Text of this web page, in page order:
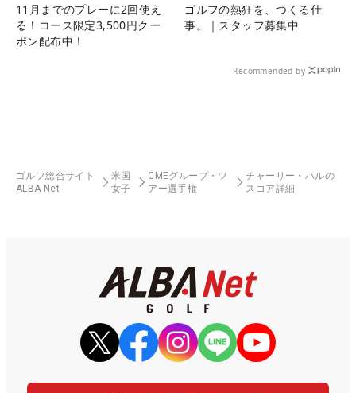
11月までのプレーに2回使え
る！コース限定3,500円クー
ポン配布中！
ゴルフの熱狂を、つくる仕
事。｜スタッフ募集中
Recommended by
ゴルフ総合サイト
ALBA Net
米国
女子
CMEグループ・ツ
アー選手権
チャーリー・ハルの
スコア詳細